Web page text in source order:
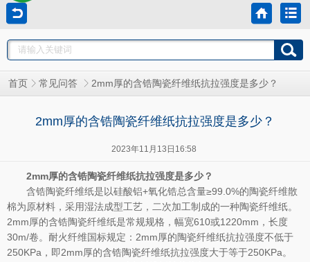
首页 常见问答 2mm厚的含锆陶瓷纤维纸抗拉强度是多少？
2mm厚的含锆陶瓷纤维纸抗拉强度是多少？
2023年11月13日16:58
2mm厚的含锆陶瓷纤维纸抗拉强度是多少？
含锆陶瓷纤维纸是以硅酸铝+氧化锆总含量≥99.0%的陶瓷纤维散
棉为原材料，采用湿法成型工艺，二次加工制成的一种陶瓷纤维纸。
2mm厚的含锆陶瓷纤维纸是常规规格，幅宽610或1220mm，长度
30m/卷。耐火纤维国标规定：2mm厚的陶瓷纤维纸抗拉强度不低于
250KPa，即2mm厚的含锆陶瓷纤维纸抗拉强度大于等于250KPa。